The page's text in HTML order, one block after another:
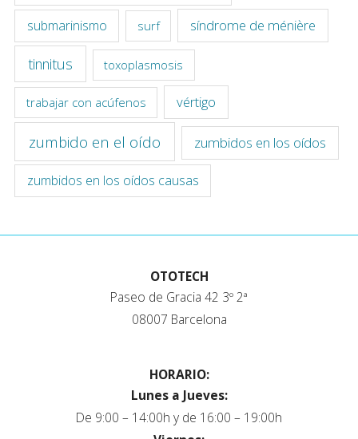
submarinismo surf síndrome de ménière
tinnitus toxoplasmosis
trabajar con acúfenos vértigo
zumbido en el oído zumbidos en los oídos
zumbidos en los oídos causas
OTOTECH
Paseo de Gracia 42 3º 2ª
08007 Barcelona
HORARIO:
Lunes a Jueves:
De 9:00 – 14:00h y de 16:00 – 19:00h